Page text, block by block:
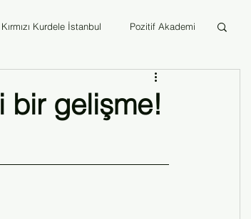
Kırmızı Kurdele İstanbul Pozitif Akademi
bir gelişme!